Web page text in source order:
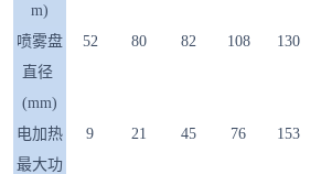
m)
喷雾盘
直径
(mm)
52 80 82 108 130
电加热
最大功
9 21 45 76 153